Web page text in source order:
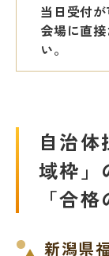
当日受付が
会場に直
い。
自治
域枠」
「合
新潟県